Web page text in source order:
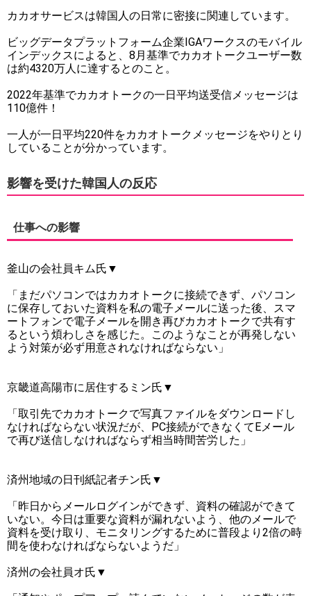
カカオサービスは韓国人の日常に密接に関連しています。
ビッグデータプラットフォーム企業IGAワークスのモバイル
インデックスによると、8月基準でカカオトークユーザー数
は約4320万人に達するとのこと。
2022年基準でカカオトークの一日平均送受信メッセージは
110億件！
一人が一日平均220件をカカオトークメッセージをやりとり
していることが分かっています。
影響を受けた韓国人の反応
仕事への影響
釜山の会社員キム氏▼
「まだパソコンではカカオトークに接続できず、パソコン
に保存しておいた資料を私の電子メールに送った後、スマ
ートフォンで電子メールを開き再びカカオトークで共有す
るという煩わしさを感じた。このようなことが再発しない
よう対策が必ず用意されなければならない」
京畿道高陽市に居住するミン氏▼
「取引先でカカオトークで写真ファイルをダウンロードし
なければならない状況だが、PC接続ができなくてEメール
で再び送信しなければならず相当時間苦労した」
済州地域の日刊紙記者チン氏▼
「昨日からメールログインができず、資料の確認ができて
いない。今日は重要な資料が漏れないよう、他のメールで
資料を受け取り、モニタリングするために普段より2倍の時
間を使わなければならないようだ」
済州の会社員オ氏▼